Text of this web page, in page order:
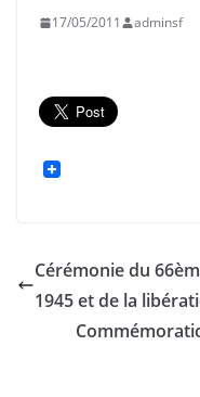
17/05/2011 adminsf
Cérémonie du
1945 et de la